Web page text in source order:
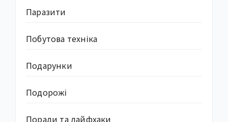
Паразити
Побутова техніка
Подарунки
Подорожі
Поради та лайфхаки